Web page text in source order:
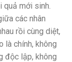
quả mới sinh.
các nhân
rồi cùng diệt,
là chính, không
độc lập, không